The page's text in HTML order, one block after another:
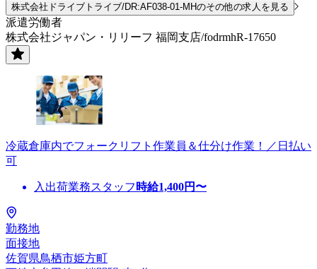
株式会社ドライブトライブ/DR:AF038-01-MHのその他の求人を見る
派遣労働者
株式会社ジャパン・リリーフ 福岡支店/fodrmhR-17650
冷蔵倉庫内でフォークリフト作業員＆仕分け作業！／日払い
可
入出荷業務スタッフ 時給1,400円〜
勤務地
面接地
佐賀県鳥栖市姫方町